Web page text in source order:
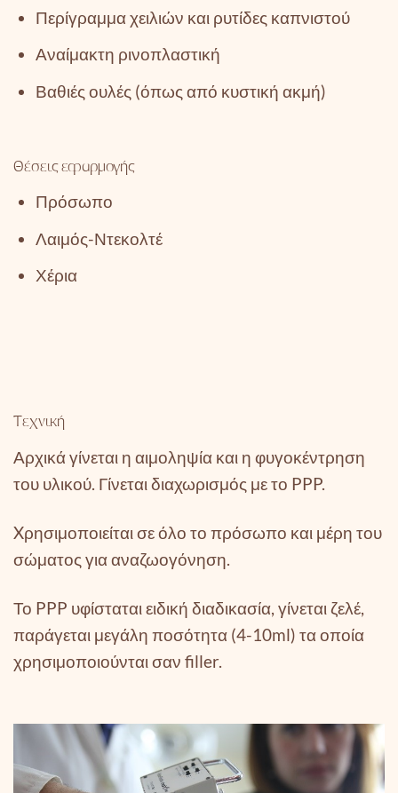
Περίγραμμα χειλιών και ρυτίδες καπνιστού
Αναίμακτη ρινοπλαστική
Βαθιές ουλές (όπως από κυστική ακμή)
Θέσεις εφαρμογής
Πρόσωπο
Λαιμός-Ντεκολτέ
Χέρια
Τεχνική
Αρχικά γίνεται η αιμοληψία και η φυγοκέντρηση
του υλικού. Γίνεται διαχωρισμός με το PPP.
Xρησιμοποιείται σε όλο το πρόσωπο και μέρη του
σώματος για αναζωογόνηση.
Το PPP υφίσταται ειδική διαδικασία, γίνεται ζελέ,
παράγεται μεγάλη ποσότητα (4-10ml) τα οποία
χρησιμοποιούνται σαν filler.